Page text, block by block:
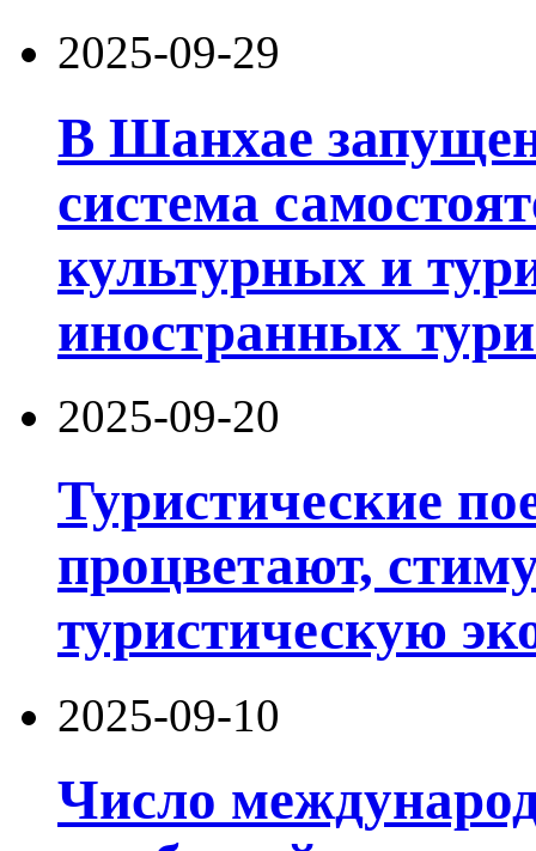
2025-09-29
В Шанхае
система
культурных и
иностранных
2025-09-20
Туристические
процветают,
туристическую
2025-09-10
Число